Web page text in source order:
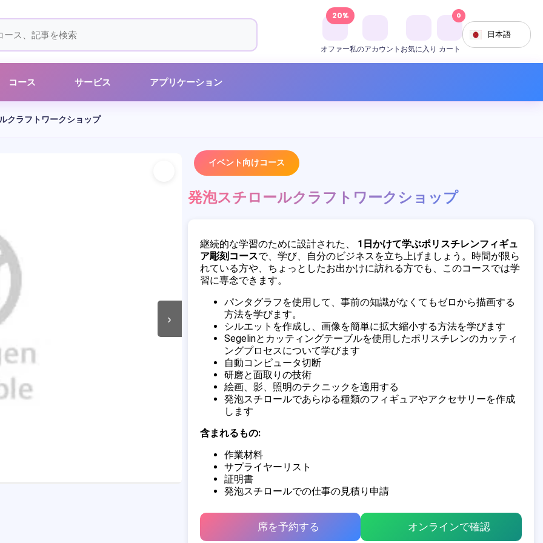
オファー
20%
私のアカウント お気に入り カート
0
日本語
コース サービス アプリケーション
クラフトワークショップ
›
イベント向けコース
発泡スチロールクラフトワークショップ
継続的な学習のために設計された、 1日かけて学ぶポリスチレンフィギュ
ア彫刻コースで、学び、自分のビジネスを立ち上げましょう。時間が限ら
れている方や、ちょっとしたお出かけに訪れる方でも、このコースでは学
習に専念できます。
パンタグラフを使用して、事前の知識がなくてもゼロから描画する
方法を学びます。
シルエットを作成し、画像を簡単に拡大縮小する方法を学びます
Segelinとカッティングテーブルを使用したポリスチレンのカッティ
ングプロセスについて学びます
自動コンピュータ切断
研磨と面取りの技術
絵画、影、照明のテクニックを適用する
発泡スチロールであらゆる種類のフィギュアやアクセサリーを作成
します
含まれるもの:
作業材料
サプライヤーリスト
証明書
発泡スチロールでの仕事の見積り申請
席を予約する オンラインで確認